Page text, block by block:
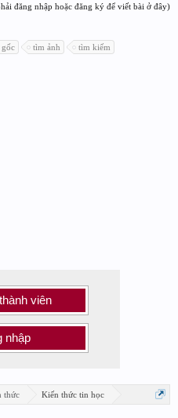
đăng nhập hoặc đăng ký để viết bài ở đây)
tìm ảnh tìm kiếm
viên
nhập
thức Kiến thức tin học